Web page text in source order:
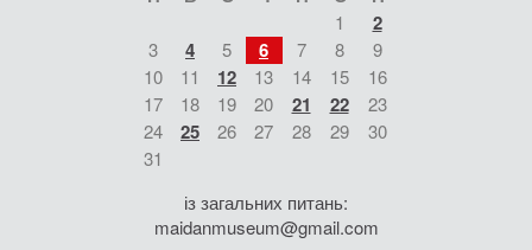
1 2
3 4 5 6 7 8
9
10
11 12 13 14 15
16
17
18 19 20 21 22
23
24
25 26 27 28 29
30
31
із загальних питань:
maidanmuseum@gmail.com